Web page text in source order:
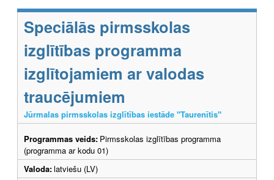
Speciālās pirmsskolas
izglītības programma
izglītojamiem ar valodas
traucējumiem
Jūrmalas pirmsskolas izglītības iestāde "Taurenītis"
Programmas veids: Pirmsskolas izglītības programma
(programma ar kodu 01)
Valoda:latviešu (LV)